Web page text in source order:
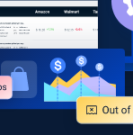
355+ Jetzt